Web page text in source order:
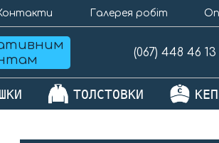
Галерея робіт
(067) 448 46 13
ТОЛСТОВКИ